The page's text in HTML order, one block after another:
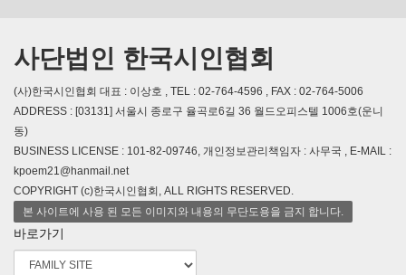
사단법인 한국시인협회
(사)한국시인협회 대표 : 이상호 , TEL : 02-764-4596 , FAX : 02-764-5006
ADDRESS : [03131] 서울시 종로구 율곡로6길 36 월드오피스텔 1006호(운니
동)
BUSINESS LICENSE : 101-82-09746, 개인정보관리책임자 : 사무국 , E-MAIL :
kpoem21@hanmail.net
COPYRIGHT (c)한국시인협회, ALL RIGHTS RESERVED.
본 사이트에 사용 된 모든 이미지와 내용의 무단도용을 금지 합니다.
바로가기